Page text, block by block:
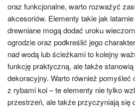
oraz funkcjonalne, warto rozważyć
akcesoriów. Elementy takie jak
drewniane mogą dodać uroku
ogrodzie oraz podkreślić jego
nad wodą lub ścieżkami to kolejny
funkcję praktyczną, ale także
dekoracyjny. Warto również pomyśleć
z rybami koi – te elementy nie tylko
przestrzeń, ale także przyczyniają się